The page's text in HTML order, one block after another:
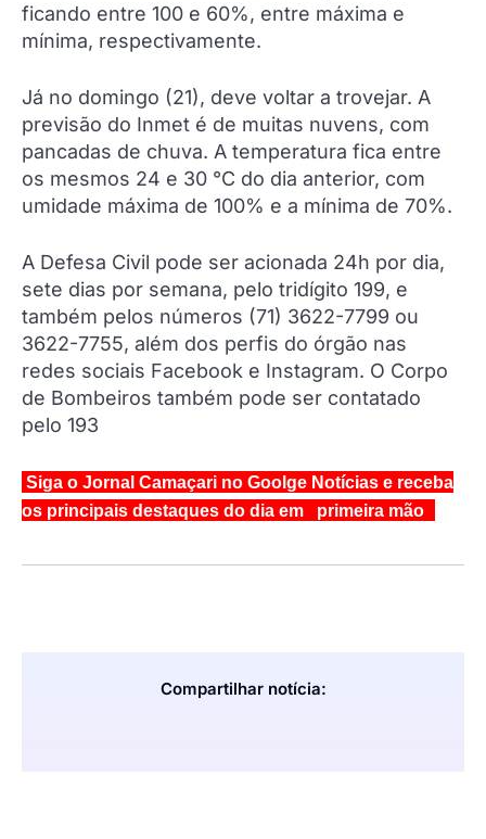
ficando entre 100 e 60%, entre máxima e
mínima, respectivamente.
Já no domingo (21), deve voltar a trovejar. A
previsão do Inmet é de muitas nuvens, com
pancadas de chuva. A temperatura fica entre
os mesmos 24 e 30 °C do dia anterior, com
umidade máxima de 100% e a mínima de 70%.
A Defesa Civil pode ser acionada 24h por dia,
sete dias por semana, pelo tridígito 199, e
também pelos números (71) 3622-7799 ou
3622-7755, além dos perfis do órgão nas
redes sociais Facebook e Instagram. O Corpo
de Bombeiros também pode ser contatado
pelo 193
Siga o Jornal Camaçari no Goolge Notícias e receba
os principais destaques do dia em primeira mão
Compartilhar notícia: